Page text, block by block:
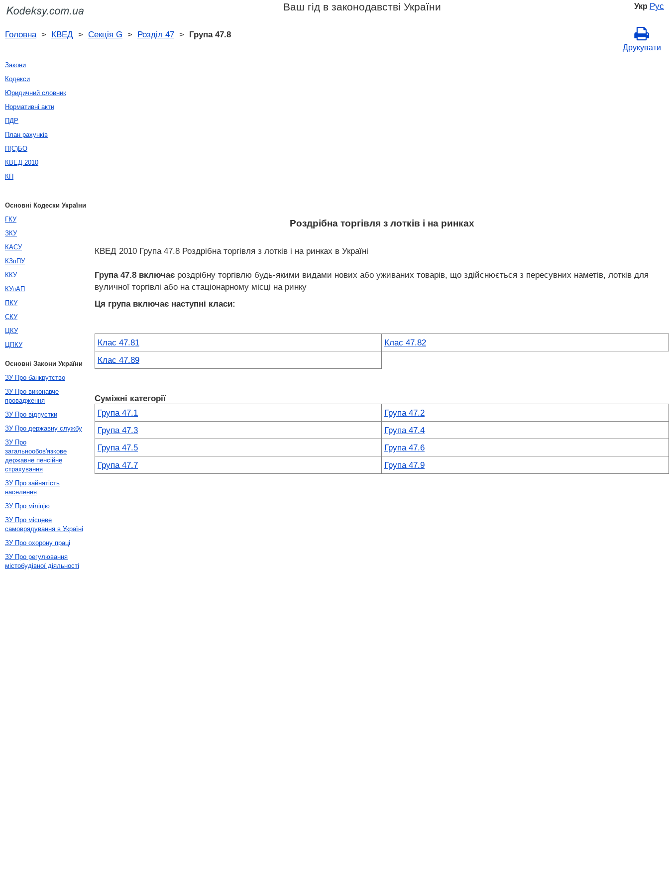
Укр Рус
Ваш гід в законодавстві України
Головна> КВЕД > Секція G > Розділ 47 > Група 47.8
Друкувати
Роздрібна торгівля з лотків і на ринках
КВЕД 2010 Група 47.8 Роздрібна торгівля з лотків і на ринках в Україні
Група 47.8 включає роздрібну торгівлю будь-якими видами нових або уживаних товарів, що здійснюється з пересувних наметів, лотків для
вуличної торгівлі або на стаціонарному місці на ринку
Ця група включає наступні класи:
Клас 47.81
Клас 47.82
Клас 47.89
Суміжні категорії
Група 47.1
Група 47.2
Група 47.3
Група 47.4
Група 47.5
Група 47.6
Група 47.7
Група 47.9
Закони
Кодекси
Юридичний словник
Нормативні акти
ПДР
План рахунків
П(С)БО
КВЕД-2010
КП
Основні Кодески України
ГКУ
ЗКУ
КАСУ
КЗпПУ
ККУ
КУпАП
ПКУ
СКУ
ЦКУ
ЦПКУ
Основні Закони України
ЗУ Про банкрутство
ЗУ Про виконавче
провадження
ЗУ Про відпустки
ЗУ Про державну службу
ЗУ Про
загальнообов'язкове
державне пенсійне
страхування
ЗУ Про зайнятість
населення
ЗУ Про міліцію
ЗУ Про місцеве
самоврядування в Україні
ЗУ Про охорону праці
ЗУ Про регулювання
містобудівної діяльності